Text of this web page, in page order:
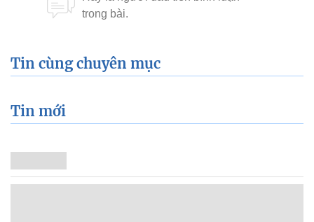
Tin cùng chuyên mục
Tin mới